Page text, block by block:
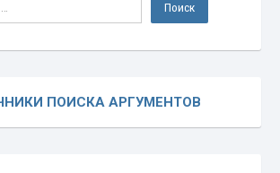
ПОИСКА АРГУМЕНТОВ